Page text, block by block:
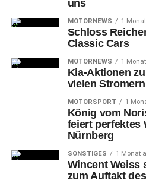
3-Fredrik André Bjorkan gegen 13-Max
uns
MOTORNEWS 1
Schloss
Classic Cars
MOTORNEWS 1
Kia-Aktionen
vielen Stromern
MOTORSPORT 1
König vom
feiert perfektes
Nürnberg
SONSTIGES 1 Monat
Wincent Weiss
zum Auftakt